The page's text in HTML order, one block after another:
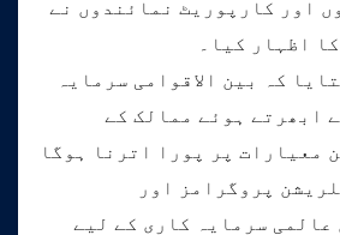
اور کارپوریٹ نمائندوں نے
اظہار کیا۔
کہ بین الاقوامی سرمایہ
ابھرتے ہوئے ممالک کے
معیارات پر پورا اترنا ہوگا
پروگرامز اور
عالمی سرمایہ کاری کے لیے